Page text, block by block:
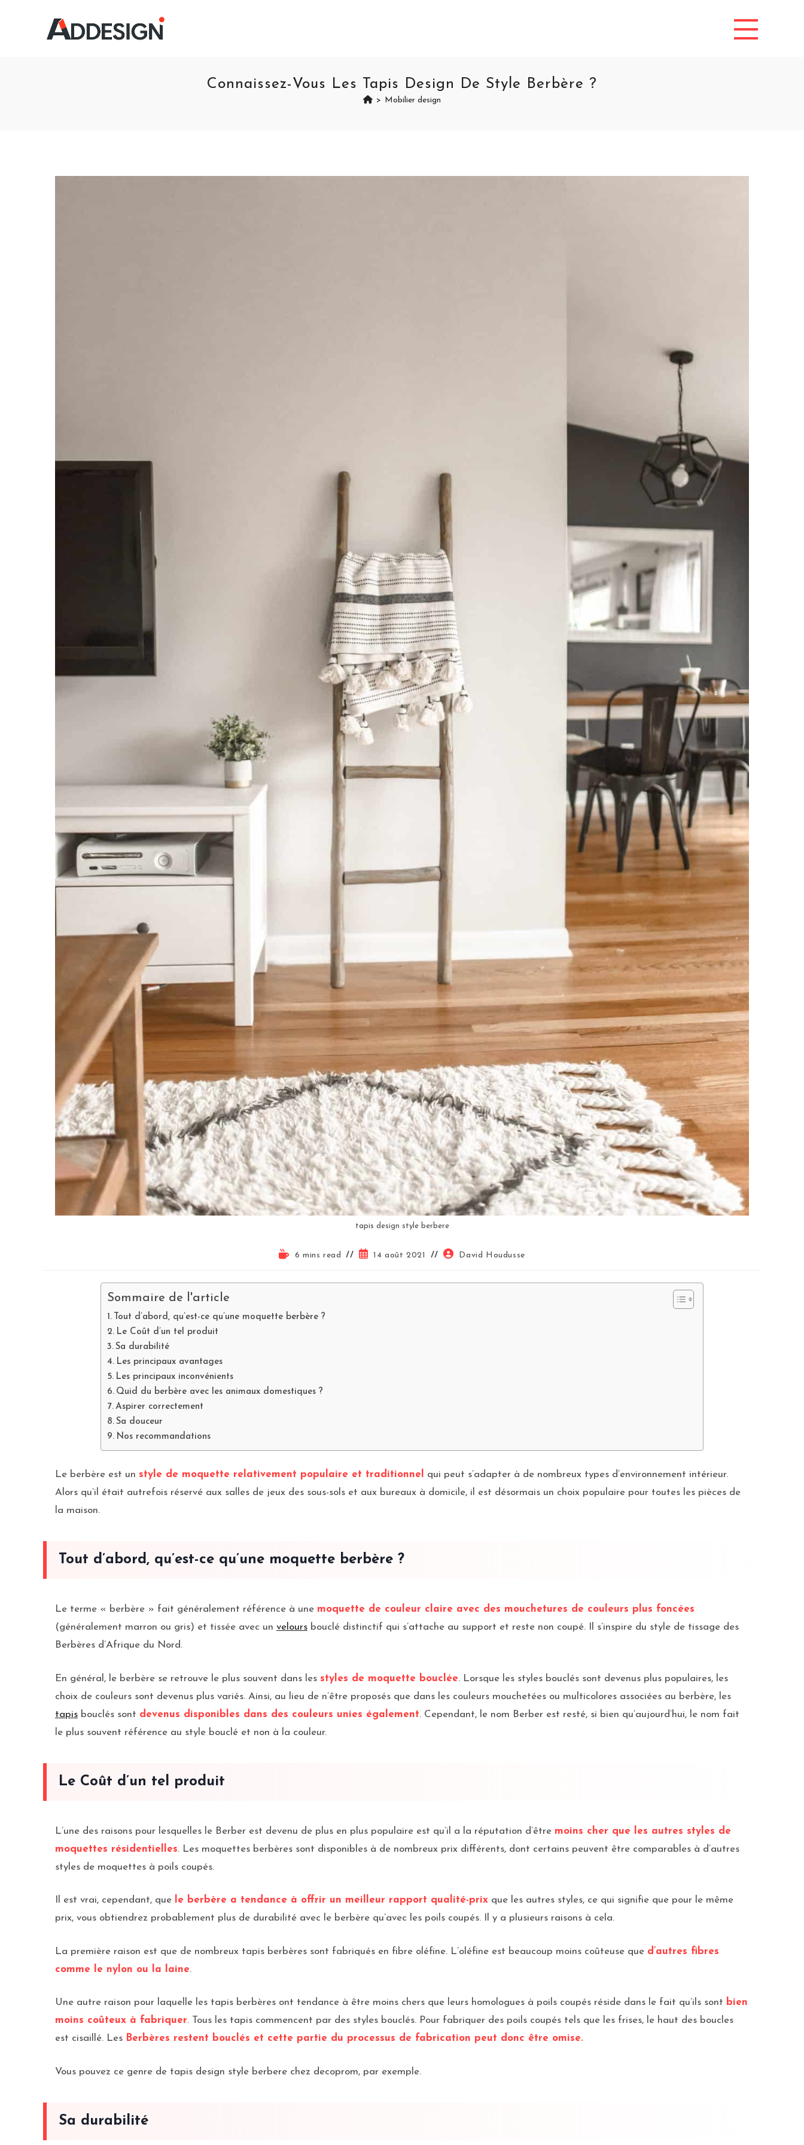
Connaissez-Vous Les Tapis Design De Style Berbère ?
> Mobilier design
tapis design style berbere
6 mins read 14 août 2021 David Houdusse
Sommaire de l'article
Tout d’abord, qu’est-ce qu’une moquette berbère ?
Le Coût d’un tel produit
Sa durabilité
Les principaux avantages
Les principaux inconvénients
Quid du berbère avec les animaux domestiques ?
Aspirer correctement
Sa douceur
Nos recommandations
Le berbère est un style de moquette relativement populaire et traditionnel
qui peut s’adapter à de nombreux types d’environnement intérieur.
Alors qu’il était autrefois réservé aux salles de jeux des sous-sols et aux bureaux à domicile, il est désormais un choix populaire pour toutes les pièces de
la maison.
Tout d’abord, qu’est-ce qu’une moquette berbère ?
Le terme « berbère » fait généralement référence à une moquette de couleur claire avec des mouchetures de couleurs plus foncées
(généralement marron ou gris) et tissée avec un velours bouclé distinctif qui s’attache au support et reste non coupé. Il s’inspire du style de tissage des
Berbères d’Afrique du Nord.
En général, le berbère se retrouve le plus souvent dans les styles de moquette bouclée. Lorsque les styles bouclés sont devenus plus populaires, les
choix de couleurs sont devenus plus variés. Ainsi, au lieu de n’être proposés que dans les couleurs mouchetées ou multicolores associées au berbère, les
tapis bouclés sont devenus disponibles dans des couleurs unies également. Cependant, le nom Berber est resté, si bien qu’aujourd’hui, le nom fait
le plus souvent référence au style bouclé et non à la couleur.
Le Coût d’un tel produit
L’une des raisons pour lesquelles le Berber est devenu de plus en plus populaire est qu’il a la réputation d’être moins cher que les autres styles de
moquettes résidentielles. Les moquettes berbères sont disponibles à de nombreux prix différents, dont certains peuvent être comparables à d’autres
styles de moquettes à poils coupés.
Il est vrai, cependant, que le berbère a tendance à offrir un meilleur rapport qualité-prix que les autres styles, ce qui signifie que pour le même
prix, vous obtiendrez probablement plus de durabilité avec le berbère qu’avec les poils coupés. Il y a plusieurs raisons à cela.
La première raison est que de nombreux tapis berbères sont fabriqués en fibre oléfine. L’oléfine est beaucoup moins coûteuse que d’autres fibres
comme le nylon ou la laine.
Une autre raison pour laquelle les tapis berbères ont tendance à être moins chers que leurs homologues à poils coupés réside dans le fait qu’ils sont bien
moins coûteux à fabriquer. Tous les tapis commencent par des styles bouclés. Pour fabriquer des poils coupés tels que les frises, le haut des boucles
est cisaillé. Les Berbères restent bouclés et cette partie du processus de fabrication peut donc être omise.
Vous pouvez ce genre de tapis design style berbere chez decoprom, par exemple.
Sa durabilité